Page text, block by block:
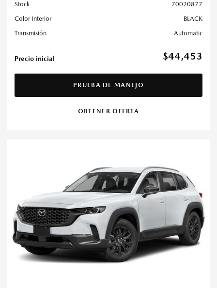
Stock
70020877
Color Interior
BLACK
Transmisión
Automatic
Precio inicial $44,453
PRUEBA DE MANEJO
OBTENER OFERTA